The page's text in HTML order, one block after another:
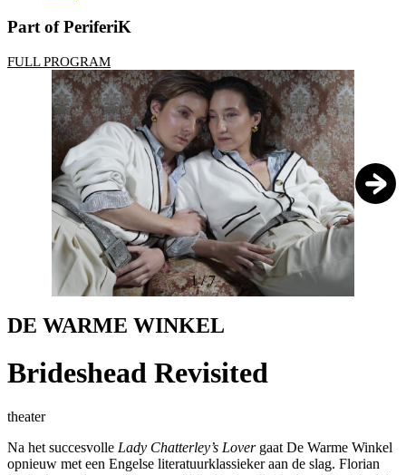
Part of PeriferiK
FULL PROGRAM
1/7
DE WARME WINKEL
Brideshead Revisited
theater
Na het succesvolle Lady Chatterley’s Lover gaat De Warme Winkel
opnieuw met een Engelse literatuurklassieker aan de slag. Florian